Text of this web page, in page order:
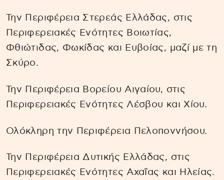
Την Περιφέρεια Στερεάς Ελλάδας, στις
Περιφερειακές Ενότητες Βοιωτίας,
Φθιώτιδας, Φωκίδας και Ευβοίας, μαζί με τη
Σκύρο.
Την Περιφέρεια Βορείου Αιγαίου, στις
Περιφερειακές Ενότητες Λέσβου και Χίου.
Ολόκληρη την Περιφέρεια Πελοποννήσου.
Την Περιφέρεια Δυτικής Ελλάδας, στις
Περιφερειακές Ενότητες Αχαΐας και Ηλείας.